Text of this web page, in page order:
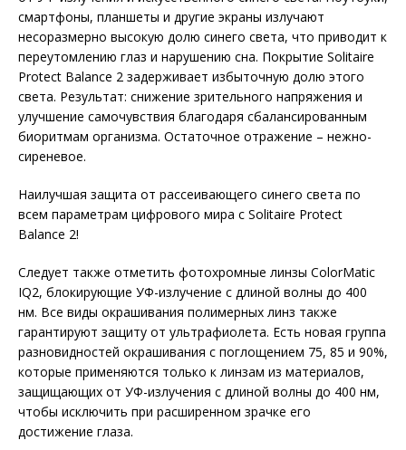
смартфоны, планшеты и другие экраны излучают
несоразмерно высокую долю синего света, что приводит к
переутомлению глаз и нарушению сна. Покрытие Solitaire
Protect Balance 2 задерживает избыточную долю этого
света. Результат: снижение зрительного напряжения и
улучшение самочувствия благодаря сбалансированным
биоритмам организма. Остаточное отражение – нежно-
сиреневое.
Наилучшая защита от рассеивающего синего света по
всем параметрам цифрового мира с Solitaire Protect
Balance 2!
Следует также отметить фотохромные линзы ColorMatic
IQ2, блокирующие УФ-излучение с длиной волны до 400
нм. Все виды окрашивания полимерных линз также
гарантируют защиту от ультрафиолета. Есть новая группа
разновидностей окрашивания с поглощением 75, 85 и 90%,
которые применяются только к линзам из материалов,
защищающих от УФ-излучения с длиной волны до 400 нм,
чтобы исключить при расширенном зрачке его
достижение глаза.